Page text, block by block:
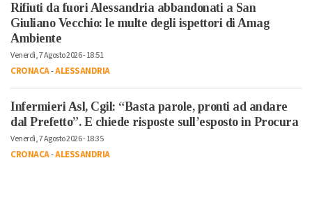
Rifiuti da fuori Alessandria abbandonati a San
Giuliano Vecchio: le multe degli ispettori di Amag
Ambiente
Venerdì, 7 Agosto 2026 - 18:51
CRONACA-ALESSANDRIA
Infermieri Asl, Cgil: “Basta parole, pronti ad andare
dal Prefetto”. E chiede risposte sull’esposto in Procura
Venerdì, 7 Agosto 2026 - 18:35
CRONACA-ALESSANDRIA